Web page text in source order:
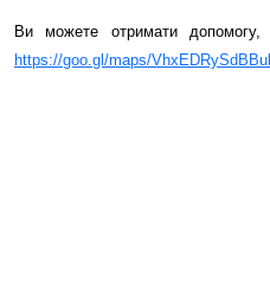
Ви можете отримати
https://goo.gl /maps/